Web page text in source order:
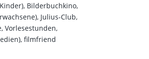
Bilderbuchkino,
Julius-Club,
Vorlesestunden,
filmfriend